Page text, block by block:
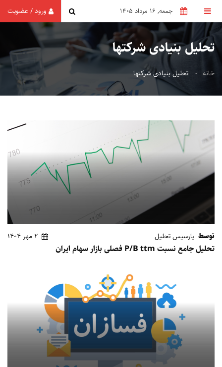
جمعه, 16 مرداد 1405 ورود/عضویت
تحلیل بنیادی شرکتها
خانه تحلیل بنیادی شرکتها
توسط پارسیس تحلیل 2 مهر 1404
تحلیل جامع نسبت P/B ttm فصلی بازار سهام ایران